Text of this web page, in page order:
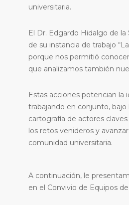
universitaria.
El Dr. Edgardo Hidalgo de
de su instancia de trabajo
porque nos permitió
que analizamos también
Estas acciones potencian la
trabajando en conjunto,
cartografía de actores
los retos venideros y
comunidad universitaria.
A continuación, le
en el Convivio de Equipos